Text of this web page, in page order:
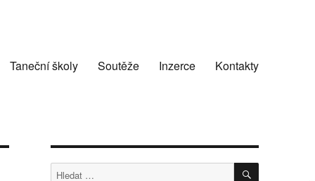
Taneční školy Soutěže Inzerce Kontakty
Hledat: HLEDÁNÍ